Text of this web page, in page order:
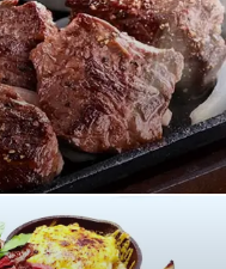
と牛ステーキの”肉盛り19
高タンパク質・項ミネラ
にも”ぴったり”鉄分も豊
3分
1・2F
アム牛タン入りつくね』
ご用意しております。